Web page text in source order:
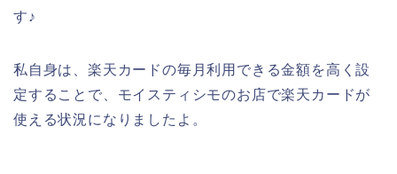
す♪
私自身は、楽天カードの毎月利用できる金額を高く設
定することで、モイスティシモのお店で楽天カードが
使える状況になりましたよ。